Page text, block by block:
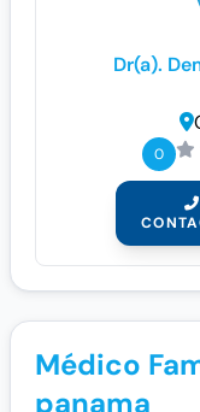
Dr(a).
0
Médico
panama